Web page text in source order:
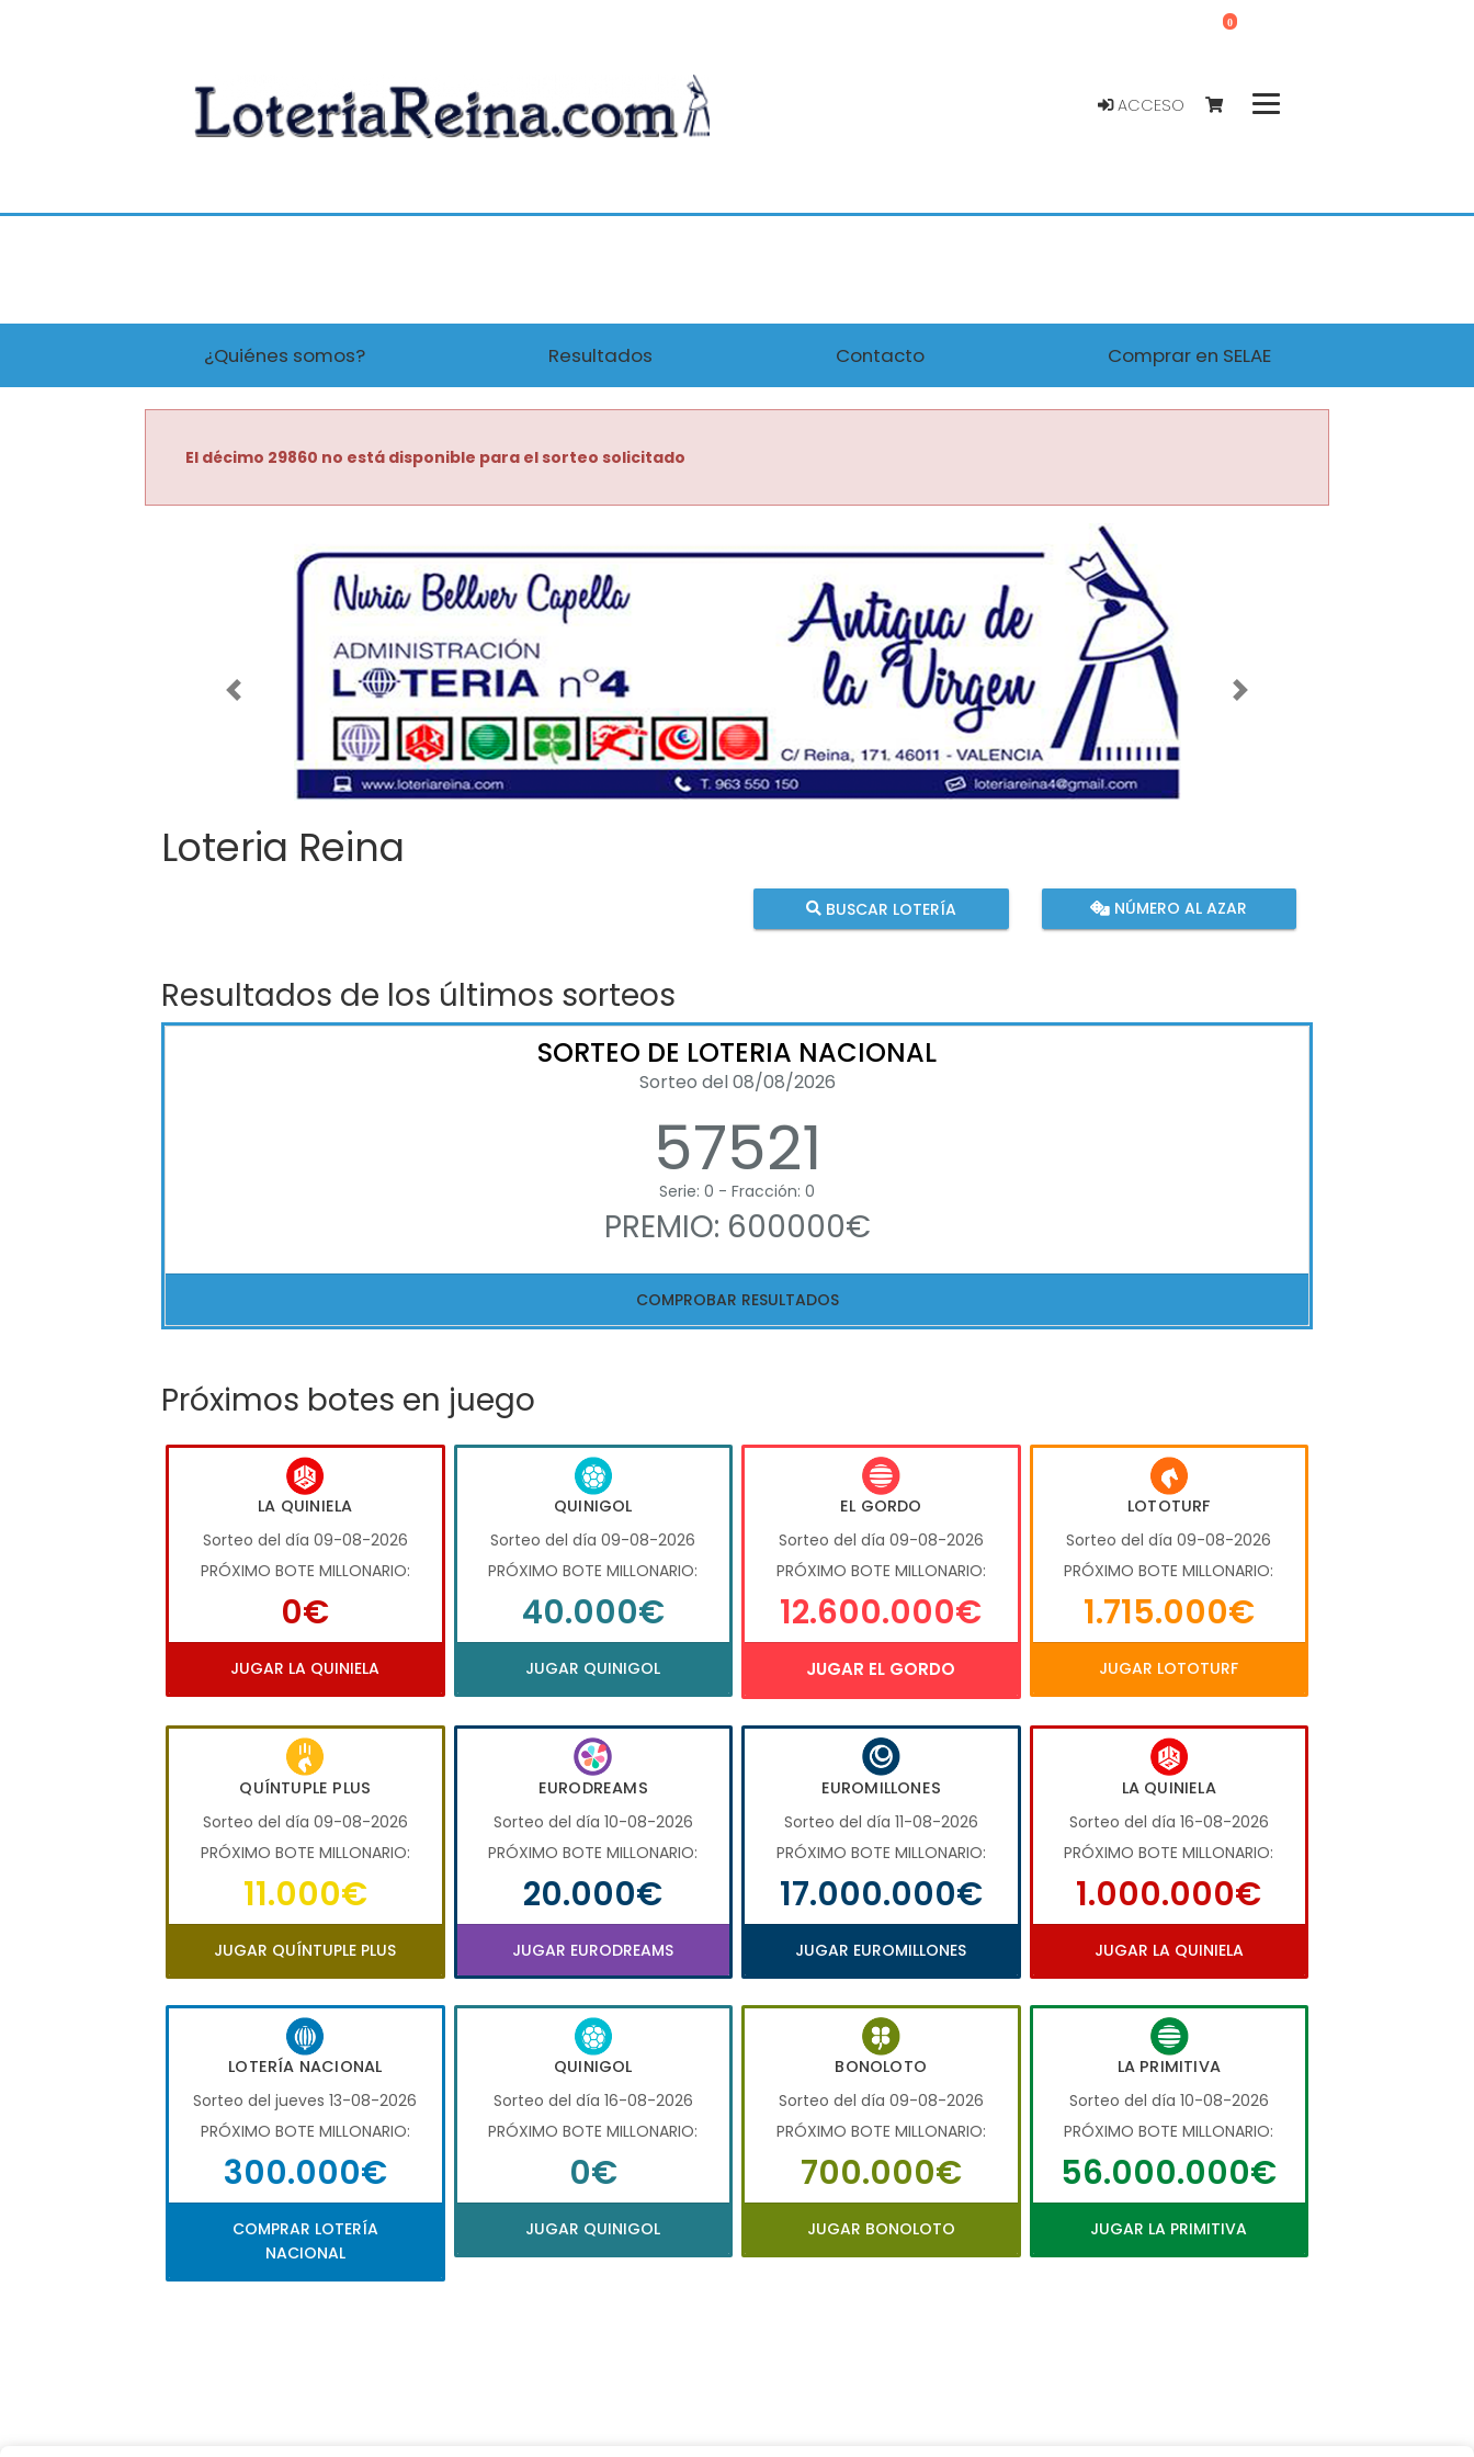
ACCESO
0
¿Quiénes somos? Resultados Contacto Comprar en SELAE
El décimo 29860 no está disponible para el sorteo solicitado
Imagen anterior Imagen siguiente
Loteria Reina
BUSCAR LOTERÍA NÚMERO AL AZAR
Resultados de los últimos sorteos
SORTEO DE LOTERIA NACIONAL
Sorteo del 08/08/2026
57521
Serie: 0 - Fracción: 0
PREMIO: 600000€
COMPROBAR RESULTADOS
Próximos botes en juego
LA QUINIELA
Sorteo del día 09-08-2026
PRÓXIMO BOTE MILLONARIO:
0€
JUGAR LA QUINIELA
QUINIGOL
Sorteo del día 09-08-2026
PRÓXIMO BOTE MILLONARIO:
40.000€
JUGAR QUINIGOL
EL GORDO
Sorteo del día 09-08-2026
PRÓXIMO BOTE MILLONARIO:
12.600.000€
JUGAR EL GORDO
LOTOTURF
Sorteo del día 09-08-2026
PRÓXIMO BOTE MILLONARIO:
1.715.000€
JUGAR LOTOTURF
QUÍNTUPLE PLUS
Sorteo del día 09-08-2026
PRÓXIMO BOTE MILLONARIO:
11.000€
JUGAR QUÍNTUPLE PLUS
EURODREAMS
Sorteo del día 10-08-2026
PRÓXIMO BOTE MILLONARIO:
20.000€
JUGAR EURODREAMS
EUROMILLONES
Sorteo del día 11-08-2026
PRÓXIMO BOTE MILLONARIO:
17.000.000€
JUGAR EUROMILLONES
LA QUINIELA
Sorteo del día 16-08-2026
PRÓXIMO BOTE MILLONARIO:
1.000.000€
JUGAR LA QUINIELA
LOTERÍA NACIONAL
Sorteo del jueves 13-08-2026
PRÓXIMO BOTE MILLONARIO:
300.000€
COMPRAR LOTERÍA
NACIONAL
QUINIGOL
Sorteo del día 16-08-2026
PRÓXIMO BOTE MILLONARIO:
0€
JUGAR QUINIGOL
BONOLOTO
Sorteo del día 09-08-2026
PRÓXIMO BOTE MILLONARIO:
700.000€
JUGAR BONOLOTO
LA PRIMITIVA
Sorteo del día 10-08-2026
PRÓXIMO BOTE MILLONARIO:
56.000.000€
JUGAR LA PRIMITIVA